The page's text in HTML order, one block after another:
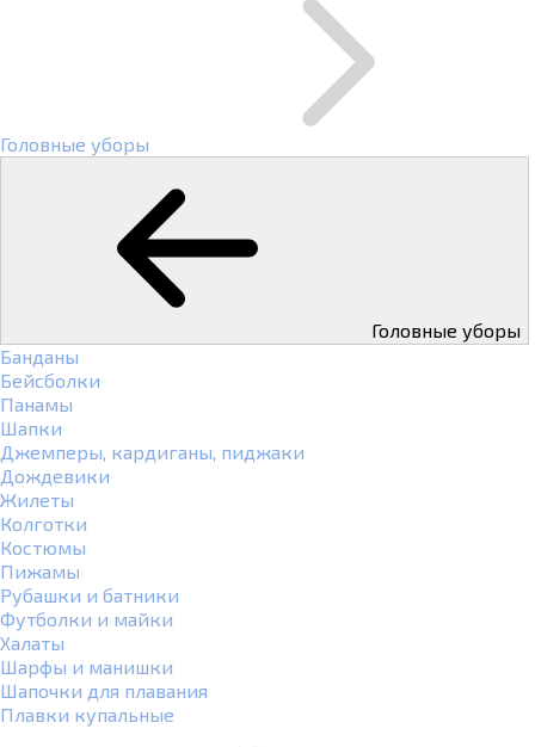
Головные уборы
Головные уборы
Банданы
Бейсболки
Панамы
Шапки
Джемперы, кардиганы, пиджаки
Дождевики
Жилеты
Колготки
Костюмы
Пижамы
Рубашки и батники
Футболки и майки
Халаты
Шарфы и манишки
Шапочки для плавания
Плавки купальные